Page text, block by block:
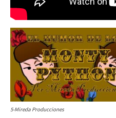
5-Mireda Producciones